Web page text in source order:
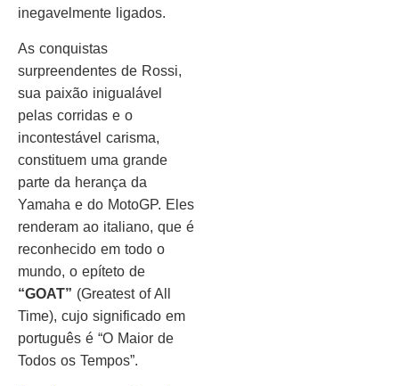
inegavelmente ligados.
As conquistas
surpreendentes de Rossi,
sua paixão inigualável
pelas corridas e o
incontestável carisma,
constituem uma grande
parte da herança da
Yamaha e do MotoGP. Eles
renderam ao italiano, que é
reconhecido em todo o
mundo, o epíteto de
“GOAT” (Greatest of All
Time), cujo significado em
português é “O Maior de
Todos os Tempos”.